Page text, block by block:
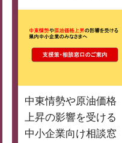
中東情勢や原油価格
上昇の影響を受ける
中小企業向け相談窓